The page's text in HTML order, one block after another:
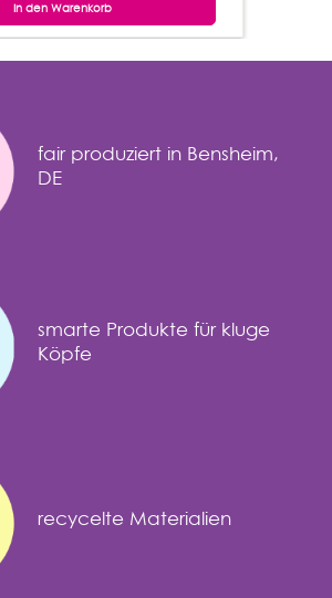
In den Warenkorb
fair produziert in Bensheim,
DE
smarte Produkte für kluge
Köpfe
recycelte Materialien